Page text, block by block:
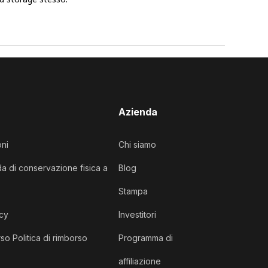
di conservazione fisica a
Politica di rimborso
Azienda
Chi siamo
Blog
Stampa
Investitori
Programma di
affiliazione